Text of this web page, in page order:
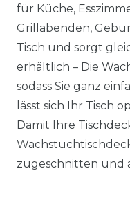
für Küche,
Grillabenden,
Tisch und sorgt
erhältlich – Die
sodass Sie ganz
lässt sich Ihr Tisch
Damit Ihre
zugeschnitten und